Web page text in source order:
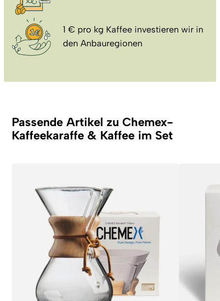
1 € pro kg Kaffee investieren wir in
den Anbauregionen
Passende Artikel zu Chemex-
Kaffeekaraffe & Kaffee im Set